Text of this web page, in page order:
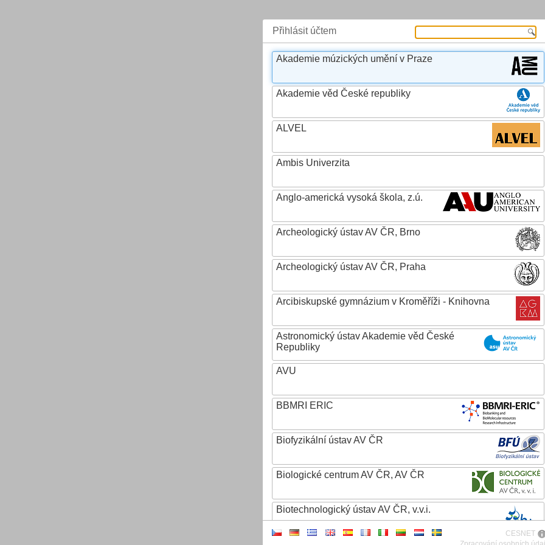
Přihlásit účtem
Akademie múzických umění v Praze
Akademie věd České republiky
ALVEL
Ambis Univerzita
Anglo-americká vysoká škola, z.ú.
Archeologický ústav AV ČR, Brno
Archeologický ústav AV ČR, Praha
Arcibiskupské gymnázium v Kroměříži - Knihovna
Astronomický ústav Akademie věd České
Republiky
AVU
BBMRI ERIC
Biofyzikální ústav AV ČR
Biologické centrum AV ČR, AV ČR
Biotechnologický ústav AV ČR, v.v.i.
CESNET